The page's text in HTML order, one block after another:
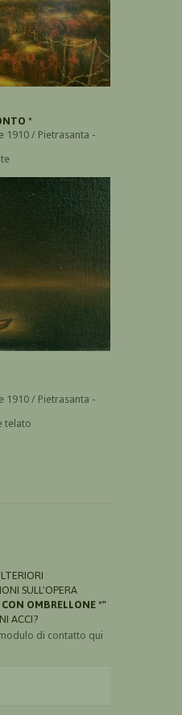
*
1910 / Pietrasanta -
1910 / Pietrasanta -
telato
SULL'OPERA
OMBRELLONE *"
ACCI?
di contatto qui